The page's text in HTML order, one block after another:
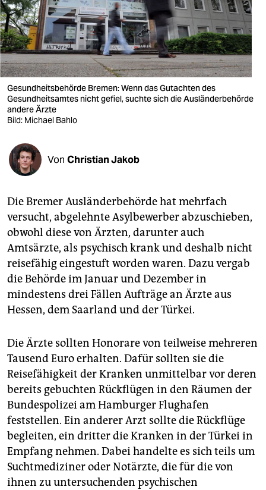
verlag
verlag
veranstaltungen
shop
fragen & hilfe
unterstützen
abo
epaper login
Gesundheitsbehörde Bremen: Wenn das Gutachten des
Gesundheitsamtes nicht gefiel, suchte sich die Ausländerbehörde
andere Ärzte
Bild: Michael Bahlo
Von Christian Jakob
Die Bremer Ausländerbehörde hat mehrfach
versucht, abgelehnte Asylbewerber abzuschieben,
obwohl diese von Ärzten, darunter auch
Amtsärzte, als psychisch krank und deshalb nicht
reisefähig eingestuft worden waren. Dazu vergab
die Behörde im Januar und Dezember in
mindestens drei Fällen Aufträge an Ärzte aus
Hessen, dem Saarland und der Türkei.
Die Ärzte sollten Honorare von teilweise mehreren
Tausend Euro erhalten. Dafür sollten sie die
Reisefähigkeit der Kranken unmittelbar vor deren
bereits gebuchten Rückflügen in den Räumen der
Bundespolizei am Hamburger Flughafen
feststellen. Ein anderer Arzt sollte die Rückflüge
begleiten, ein dritter die Kranken in der Türkei in
Empfang nehmen. Dabei handelte es sich teils um
Suchtmediziner oder Notärzte, die für die von
ihnen zu untersuchenden psychischen